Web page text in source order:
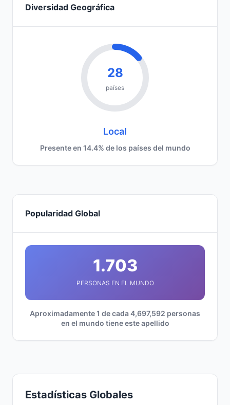
Diversidad Geográfica
28
países
Local
Presente en 14.4% de los países del mundo
Popularidad Global
1.703
PERSONAS EN EL MUNDO
Aproximadamente 1 de cada 4,697,592 personas
en el mundo tiene este apellido
Estadísticas Globales